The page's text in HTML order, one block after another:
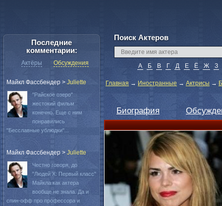
Поиск Актеров
А Б В Г Д Е Ё Ж З
Главная → Иностранные → Актрисы →
Биография
Последние
комментарии:
Актёры Обсуждения
Майкл Фассбендер > Juliette
"Райское озеро"
жестокий фильм
конечно. Еще с ним
понравились
"Бесславные ублюдки"...
Майкл Фассбендер > Juliette
Честно говоря, до
"Людей Х: Первый класс"
Майкла как актера
вообще не знала. Да и
спин-офф про профессора и